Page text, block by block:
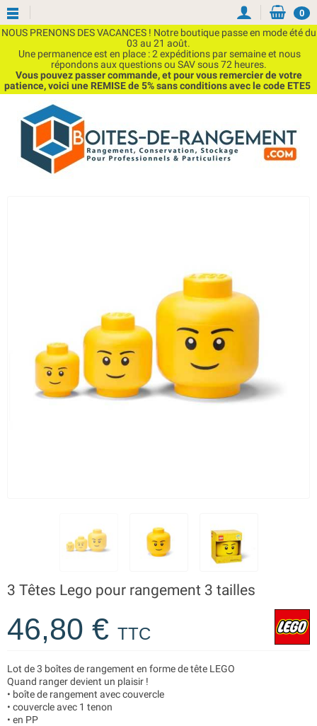
NOUS PRENONS DES VACANCES ! Notre boutique passe en mode été du
03 au 21 août.
Une permanence est en place : 2 expéditions par semaine et nous
répondons aux questions ou SAV sous 72 heures.
Vous pouvez passer commande, et pour vous remercier de votre
patience, voici une REMISE de 5% sans conditions avec le code ETE5
0
3 Têtes Lego pour rangement 3 tailles
46,80 € TTC
Lot de 3 boîtes de rangement en forme de tête LEGO
Quand ranger devient un plaisir !
• boîte de rangement avec couvercle
• couvercle avec 1 tenon
• en PP